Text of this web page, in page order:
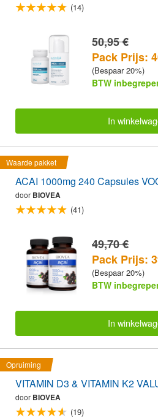
(14)
50,95 €
Pack Prijs:
(Bespaar 20%)
BTW
In
Waarde pakket
ACAI 1000mg 240 Capsules
door BIOVEA
(41)
49,70 €
Pack Prijs:
(Bespaar 20%)
BTW
In
Opruiming
VITAMIN D3 & VITAMIN K2
door BIOVEA
(19)